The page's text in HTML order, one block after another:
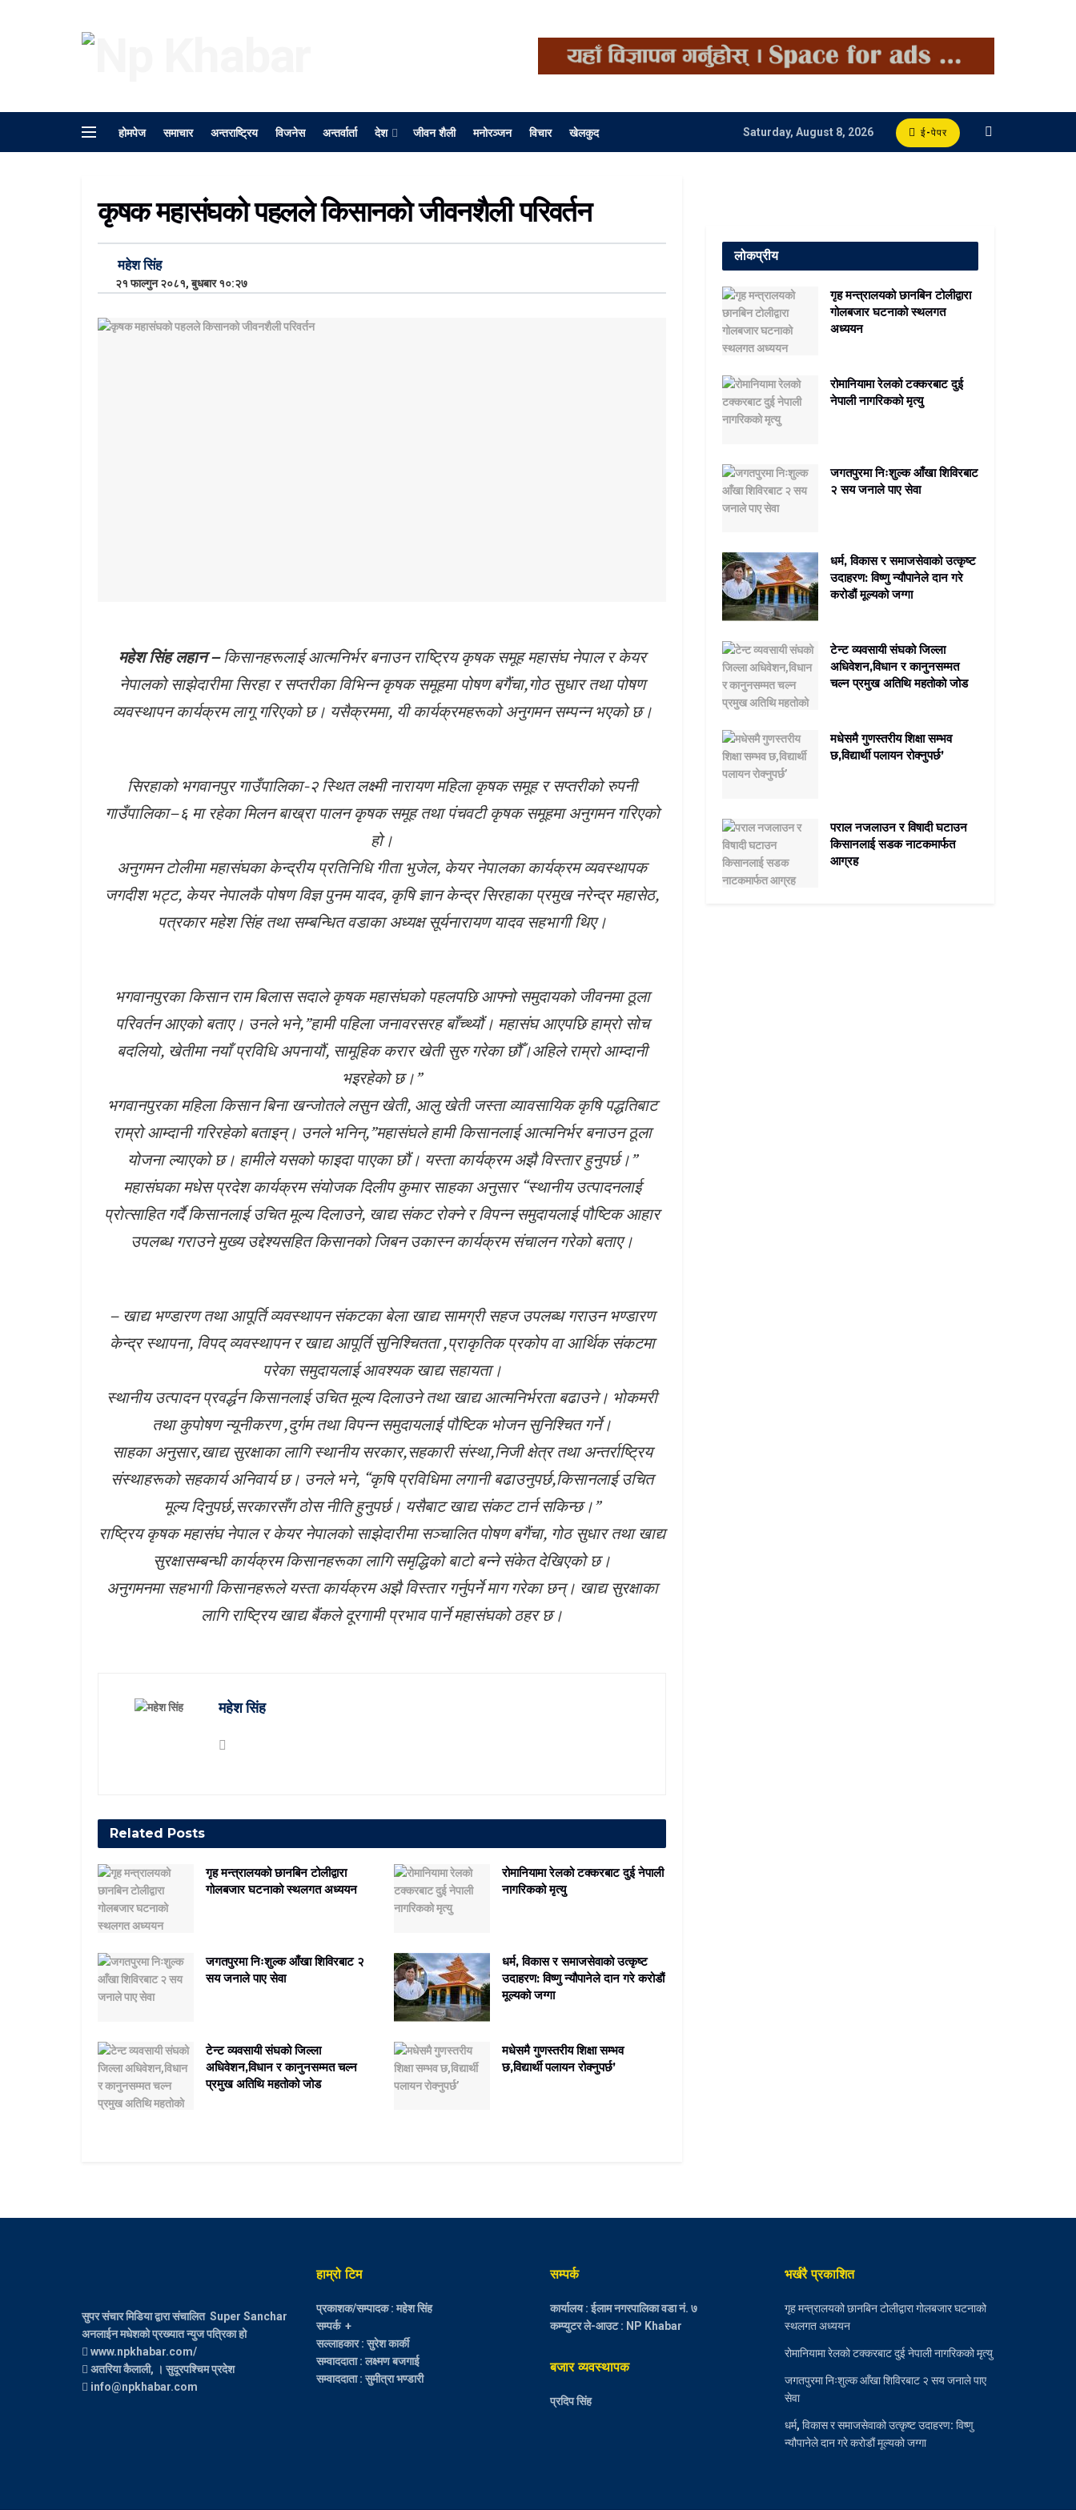
होमपेज समाचार अन्तराष्ट्रिय विजनेस अन्तर्वार्ता देश जीवन शैली मनोरञ्जन विचार खेलकुद Saturday, August 8, 2026 ई-पेपर
कृषक महासंघको पहलले किसानको जीवनशैली परिवर्तन
महेश सिंह
२१ फाल्गुन २०८१, बुधबार १०:२७
महेश सिंह लहान –किसानहरूलाई आत्मनिर्भर बनाउन राष्ट्रिय कृषक समूह महासंघ नेपाल र केयर
नेपालको साझेदारीमा सिरहा र सप्तरीका विभिन्न कृषक समूहमा पोषण बगैंचा,गोठ सुधार तथा पोषण
व्यवस्थापन कार्यक्रम लागू गरिएको छ। यसैक्रममा, यी कार्यक्रमहरूको अनुगमन सम्पन्न भएको छ।
सिरहाको भगवानपुर गाउँपालिका-२ स्थित लक्ष्मी नारायण महिला कृषक समूह र सप्तरीको रुपनी
गाउँपालिका–६ मा रहेका मिलन बाख्रा पालन कृषक समूह तथा पंचवटी कृषक समूहमा अनुगमन गरिएको
हो।
अनुगमन टोलीमा महासंघका केन्द्रीय प्रतिनिधि गीता भुजेल, केयर नेपालका कार्यक्रम व्यवस्थापक
जगदीश भट्ट, केयर नेपालकै पोषण विज्ञ पुनम यादव, कृषि ज्ञान केन्द्र सिरहाका प्रमुख नरेन्द्र महासेठ,
पत्रकार महेश सिंह तथा सम्बन्धित वडाका अध्यक्ष सूर्यनारायण यादव सहभागी थिए।
भगवानपुरका किसान राम बिलास सदाले कृषक महासंघको पहलपछि आफ्नो समुदायको जीवनमा ठूला
परिवर्तन आएको बताए। उनले भने,”हामी पहिला जनावरसरह बाँच्थ्यौं। महासंघ आएपछि हाम्रो सोच
बदलियो, खेतीमा नयाँ प्रविधि अपनायौं, सामूहिक करार खेती सुरु गरेका छौँ।अहिले राम्रो आम्दानी
भइरहेको छ।”
भगवानपुरका महिला किसान बिना खन्जोतले लसुन खेती, आलु खेती जस्ता व्यावसायिक कृषि पद्धतिबाट
राम्रो आम्दानी गरिरहेको बताइन्। उनले भनिन्,”महासंघले हामी किसानलाई आत्मनिर्भर बनाउन ठूला
योजना ल्याएको छ। हामीले यसको फाइदा पाएका छौं। यस्ता कार्यक्रम अझै विस्तार हुनुपर्छ।”
महासंघका मधेस प्रदेश कार्यक्रम संयोजक दिलीप कुमार साहका अनुसार “स्थानीय उत्पादनलाई
प्रोत्साहित गर्दै किसानलाई उचित मूल्य दिलाउने, खाद्य संकट रोक्ने र विपन्न समुदायलाई पौष्टिक आहार
उपलब्ध गराउने मुख्य उद्देश्यसहित किसानको जिबन उकास्न कार्यक्रम संचालन गरेको बताए।
– खाद्य भण्डारण तथा आपूर्ति व्यवस्थापन संकटका बेला खाद्य सामग्री सहज उपलब्ध गराउन भण्डारण
केन्द्र स्थापना, विपद् व्यवस्थापन र खाद्य आपूर्ति सुनिश्चितता ,प्राकृतिक प्रकोप वा आर्थिक संकटमा
परेका समुदायलाई आवश्यक खाद्य सहायता।
स्थानीय उत्पादन प्रवर्द्धन किसानलाई उचित मूल्य दिलाउने तथा खाद्य आत्मनिर्भरता बढाउने। भोकमरी
तथा कुपोषण न्यूनीकरण ,दुर्गम तथा विपन्न समुदायलाई पौष्टिक भोजन सुनिश्चित गर्ने।
साहका अनुसार,खाद्य सुरक्षाका लागि स्थानीय सरकार,सहकारी संस्था,निजी क्षेत्र तथा अन्तर्राष्ट्रिय
संस्थाहरूको सहकार्य अनिवार्य छ। उनले भने, “कृषि प्रविधिमा लगानी बढाउनुपर्छ,किसानलाई उचित
मूल्य दिनुपर्छ,सरकारसँग ठोस नीति हुनुपर्छ। यसैबाट खाद्य संकट टार्न सकिन्छ।”
राष्ट्रिय कृषक महासंघ नेपाल र केयर नेपालको साझेदारीमा सञ्चालित पोषण बगैंचा, गोठ सुधार तथा खाद्य
सुरक्षासम्बन्धी कार्यक्रम किसानहरूका लागि समृद्धिको बाटो बन्ने संकेत देखिएको छ।
अनुगमनमा सहभागी किसानहरूले यस्ता कार्यक्रम अझै विस्तार गर्नुपर्ने माग गरेका छन्। खाद्य सुरक्षाका
लागि राष्ट्रिय खाद्य बैंकले दूरगामी प्रभाव पार्ने महासंघको ठहर छ।
महेश सिंह
Related Posts
गृह मन्त्रालयको छानबिन टोलीद्वारा
गोलबजार घटनाको स्थलगत अध्ययन
रोमानियामा रेलको टक्करबाट दुई नेपाली
नागरिकको मृत्यु
जगतपुरमा निःशुल्क आँखा शिविरबाट २
सय जनाले पाए सेवा
धर्म, विकास र समाजसेवाको उत्कृष्ट
उदाहरण: विष्णु न्यौपानेले दान गरे करोडौं
मूल्यको जग्गा
टेन्ट व्यवसायी संघको जिल्ला
अधिवेशन,विधान र कानुनसम्मत चल्न
प्रमुख अतिथि महतोको जोड
मधेसमै गुणस्तरीय शिक्षा सम्भव
छ,विद्यार्थी पलायन रोक्नुपर्छ’
लोकप्रीय
गृह मन्त्रालयको छानबिन टोलीद्वारा
गोलबजार घटनाको स्थलगत
अध्ययन
रोमानियामा रेलको टक्करबाट दुई
नेपाली नागरिकको मृत्यु
जगतपुरमा निःशुल्क आँखा शिविरबाट
२ सय जनाले पाए सेवा
धर्म, विकास र समाजसेवाको उत्कृष्ट
उदाहरण: विष्णु न्यौपानेले दान गरे
करोडौं मूल्यको जग्गा
टेन्ट व्यवसायी संघको जिल्ला
अधिवेशन,विधान र कानुनसम्मत
चल्न प्रमुख अतिथि महतोको जोड
मधेसमै गुणस्तरीय शिक्षा सम्भव
छ,विद्यार्थी पलायन रोक्नुपर्छ’
पराल नजलाउन र विषादी घटाउन
किसानलाई सडक नाटकमार्फत
आग्रह
सुपर संचार मिडिया द्वारा संचालित Super Sanchar
अनलाईन मधेशको प्रख्यात न्युज पत्रिका हो
www.npkhabar.com/
अतरिया कैलाली, । सुदूरपश्चिम प्रदेश
info@npkhabar.com
हाम्रो टिम
प्रकाशक/सम्पादक : महेश सिंह
सम्पर्क +
सल्लाहकार : सुरेश कार्की
सम्वाददाता : लक्ष्मण बजगाई
सम्वाददाता : सुमीत्रा भण्डारी
सम्पर्क
कार्यालय : ईलाम नगरपालिका वडा नं. ७
कम्प्युटर ले-आउट : NP Khabar
बजार व्यवस्थापक
प्रदिप सिंह
भर्खरै प्रकाशित
गृह मन्त्रालयको छानबिन टोलीद्वारा गोलबजार घटनाको
स्थलगत अध्ययन
रोमानियामा रेलको टक्करबाट दुई नेपाली नागरिकको मृत्यु
जगतपुरमा निःशुल्क आँखा शिविरबाट २ सय जनाले पाए
सेवा
धर्म, विकास र समाजसेवाको उत्कृष्ट उदाहरण: विष्णु
न्यौपानेले दान गरे करोडौं मूल्यको जग्गा